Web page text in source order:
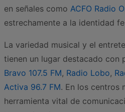
en señales como ACFO Radio
estrechamente a la identidad
La variedad musical y el
tienen un lugar destacado con
Bravo 107.5 FM, Radio Lobo,
Activa 96.7 FM. En los centros
herramienta vital de